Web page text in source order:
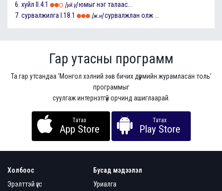
6. хуйл II.4.1 [үй.ү] юмыг нэг талаас...
7. сурвалжилга I.18.1 [ж.н] сурвалжлан олж ...
Гар утасны программ
Та гар утсандаа ‘Монгол хэлний зөв бичих дүрмийн журамласан толь’
программыг
суулгаж интернэтгүй орчинд ашиглаарай.
Татах
App Store
Татах
Play Store
Холбоос
Эрэлттэй үгс
Бусад мэдээлэл
Уриалга